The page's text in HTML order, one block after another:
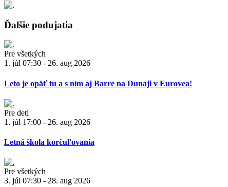
Ďalšie podujatia
Pre všetkých
1. júl 07:30 - 26. aug 2026
Leto je opäť tu a s ním aj Barre na Dunaji v Eurovea!
Pre deti
1. júl 17:00 - 26. aug 2026
Letná škola korčuľovania
Pre všetkých
3. júl 07:30 - 28. aug 2026